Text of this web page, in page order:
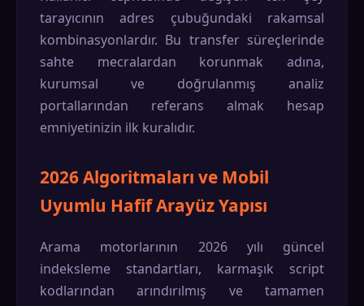
tarayıcının adres çubuğundaki rakamsal
kombinasyonlardır. Bu transfer süreçlerinde
sahte mecralardan korunmak adına,
kurumsal ve doğrulanmış analiz
portallarından referans almak hesap
emniyetinizin ilk kuralıdır.
2026 Algoritmaları ve Mobil
Uyumlu Hafif Arayüz Yapısı
Arama motorlarının 2026 yılı güncel
indeksleme standartları, karmaşık script
kodlarından arındırılmış ve tamamen